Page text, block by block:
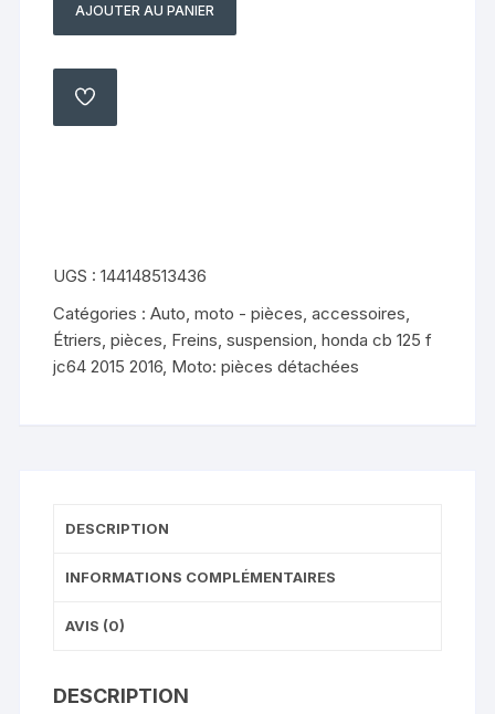
quantité
verrou
loquet
de
cbf
2016-
2019
JC64
AJOUTER AU PANIER
AJOUTER
UGS :144148513436
Catégories :Auto, moto - pièces, accessoires
Étriers, pièces Freins, suspension ,honda cb 125 f
jc64 2015 2016 Moto: pièces détachées
DESCRIPTION
INFORMATIONS COMPLÉMENTAIRES
AVIS (0)
DESCRIPTION